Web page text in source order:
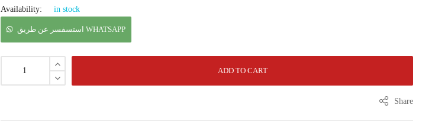
Availability: in stock
استسفسر عن طريق WHATSAPP
ADD TO CART
Share